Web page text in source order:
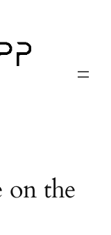
on the